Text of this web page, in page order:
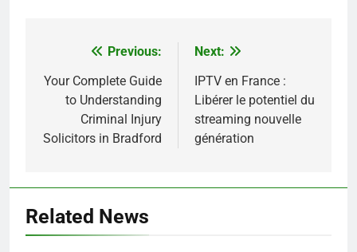
navigation
Previous:
Your Complete Guide
to Understanding
Criminal Injury
Solicitors in Bradford
Next:
IPTV en France :
Libérer le potentiel du
streaming nouvelle
génération
Related News